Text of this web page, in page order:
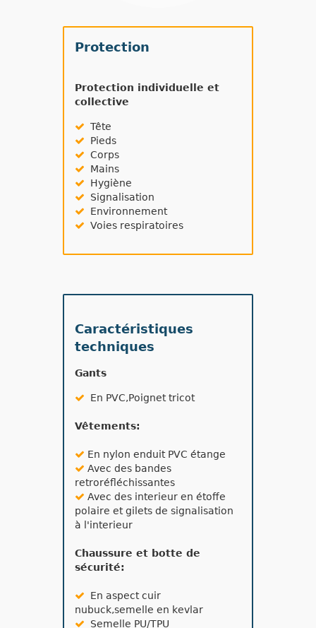
Protection
Protection individuelle et
collective
Tête
Pieds
Corps
Mains
Hygiène
Signalisation
Environnement
Voies respiratoires
Caractéristiques
techniques
Gants
En PVC,Poignet tricot
Vêtements:
En nylon enduit PVC étange
Avec des bandes
retroréfléchissantes
Avec des interieur en étoffe
polaire et gilets de signalisation
à l'interieur
Chaussure et botte de
sécurité:
En aspect cuir
nubuck,semelle en kevlar
Semelle PU/TPU